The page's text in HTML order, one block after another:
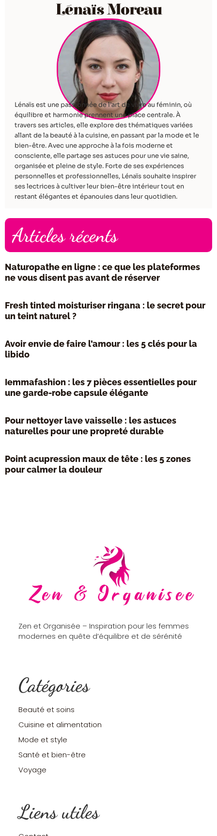
Lénaïs Moreau
Lénaïs est une passionnée de l’art de vivre au féminin, où
équilibre et harmonie prennent une place centrale. À
travers ses articles, elle explore des thématiques variées
allant de la beauté à la cuisine, en passant par la mode et le
bien-être. Avec une approche à la fois moderne et
consciente, elle partage ses astuces pour une vie saine,
organisée et pleine de style. Forte de ses expériences
personnelles et professionnelles, Lénaïs souhaite inspirer
ses lectrices à cultiver leur bien-être intérieur tout en
restant élégantes et épanouies dans leur quotidien.
Articles récents
Naturopathe en ligne : ce que les plateformes
ne vous disent pas avant de réserver
Fresh tinted moisturiser ringana : le secret pour
un teint naturel ?
Avoir envie de faire l’amour : les 5 clés pour la
libido
Iemmafashion : les 7 pièces essentielles pour
une garde-robe capsule élégante
Pour nettoyer lave vaisselle : les astuces
naturelles pour une propreté durable
Point acupression maux de tête : les 5 zones
pour calmer la douleur
Zen et Organisée – Inspiration pour les femmes
modernes en quête d’équilibre et de sérénité
Catégories
Beauté et soins
Cuisine et alimentation
Mode et style
Santé et bien-être
Voyage
Liens utiles